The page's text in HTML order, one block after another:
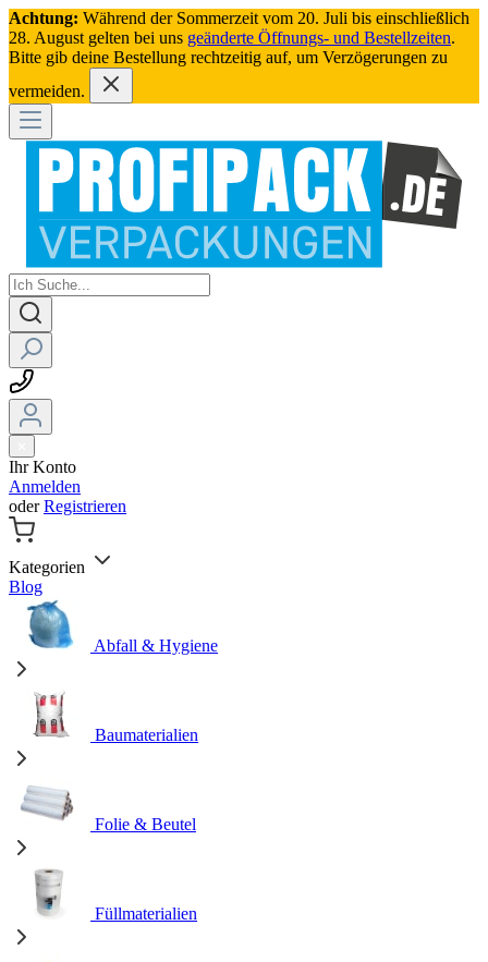
Achtung: Während der Sommerzeit vom 20. Juli bis einschließlich
28. August gelten bei uns geänderte Öffnungs- und Bestellzeiten.
Bitte gib deine Bestellung rechtzeitig auf, um Verzögerungen zu
vermeiden.
Ihr Konto
Anmelden
oderRegistrieren
Kategorien
Blog
Abfall & Hygiene
Baumaterialien
Folie & Beutel
Füllmaterialien